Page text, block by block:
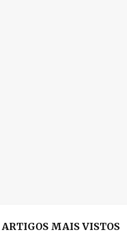
ARTIGOS MAIS VISTOS